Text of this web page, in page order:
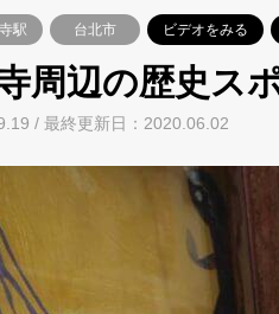
駅 台北市 ビデオをみる
周辺の歴史ス
/ 最終更新日：2020.06.02